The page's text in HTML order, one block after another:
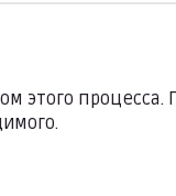
этого процесса.